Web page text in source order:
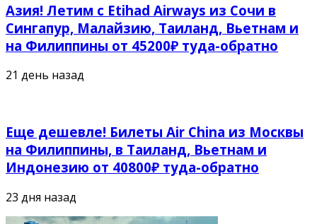
Азия! Летим с Etihad Airways из Сочи в
Сингапур, Малайзию, Таиланд, Вьетнам и
на Филиппины от 45200₽ туда-обратно
21 день назад
Еще дешевле! Билеты Air China из Москвы
на Филиппины, в Таиланд, Вьетнам и
Индонезию от 40800₽ туда-обратно
23 дня назад